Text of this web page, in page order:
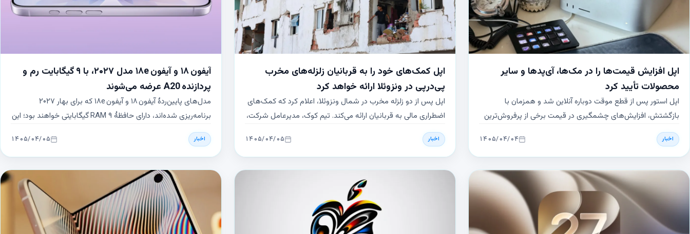
آیفون ۱۸ و آیفون ۱۸e مدل ۲۰۲۷، با ۹ گیگابایت رم و
پردازنده A20 عرضه می‌شوند
مدل‌های پایین‌ردهٔ آیفون ۱۸ و آیفون ۱۸e که برای بهار ۲۰۲۷
برنامه‌ریزی شده‌اند، دارای حافظهٔ RAM ۹ گیگابایتی خواهند بود؛ این
پردازندهٔ A20 این دستگاه‌ها شش هستهٔ ۱٫۵ گیگاهرتزی دارد که
عملکردی معادل ۹ گیگابایت RAM ارائه می‌دهد. این مدل‌ها احتمالاً
در مارس یا آوریل ۲۰۲۷ عرضه می‌شوند.
اخبار ۱۴۰۵/۰۴/۰۵
اپل کمک‌های خود را به قربانیان زلزله‌های مخرب
پی‌درپی در ونزوئلا ارائه خواهد کرد
اپل پس از دو زلزله مخرب در شمال ونزوئلا، اعلام کرد که کمک‌های
اضطراری مالی به قربانیان ارائه می‌کند. تیم کوک، مدیرعامل شرکت،
افزود که این کمک‌ها برای حمایت از عملیات امدادی و بازسازی
مناطق آسیب‌دیده اختصاص خواهد یافت.
اخبار ۱۴۰۵/۰۴/۰۵
اپل افزایش قیمت‌ها را در مک‌ها، آی‌پدها و سایر
محصولات تأیید کرد
اپل استور پس از قطع موقت دوباره آنلاین شد و همزمان با
بازگشتش، افزایش‌های چشمگیری در قیمت برخی از پرفروش‌ترین
محصولات این شرکت، از جمله مک‌بوک نئو، اعمال شد. این
تغییرات نشان‌دهندهٔ سیاست جدید قیمت‌گذاری اپل برای
دستگاه‌های خود است.
اخبار ۱۴۰۵/۰۴/۰۴